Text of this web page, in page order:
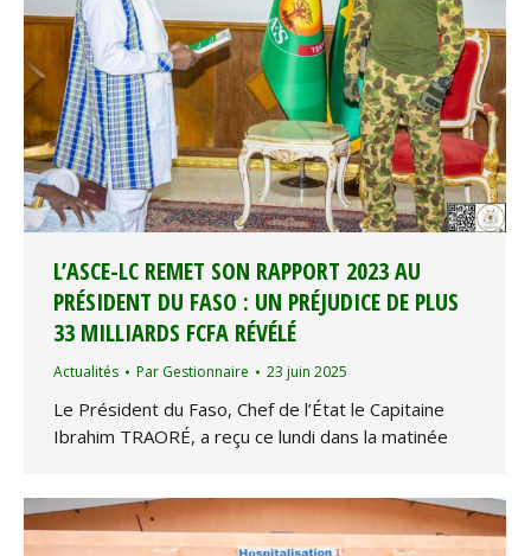
L’ASCE-LC REMET SON RAPPORT 2023 AU
PRÉSIDENT DU FASO : UN PRÉJUDICE DE PLUS
33 MILLIARDS FCFA RÉVÉLÉ
Actualités Par Gestionnaire 23 juin 2025
Le Président du Faso, Chef de l’État le Capitaine
Ibrahim TRAORÉ, a reçu ce lundi dans la matinée